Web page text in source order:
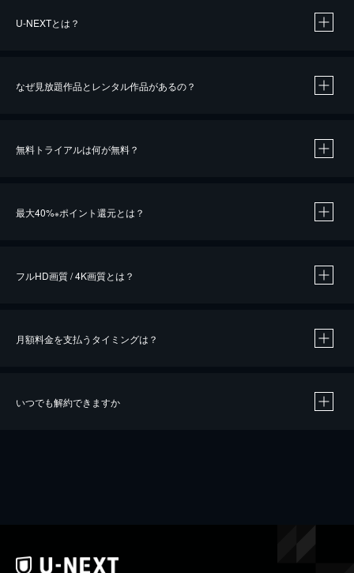
U-NEXTとは？
なぜ見放題作品とレンタル作品があるの？
無料トライアルは何が無料？
最大40%※ポイント還元とは？
※40％ポイント還元の対象は、クレジットカード決済による作品の購入 / レンタルです。
フルHD画質 / 4K画質とは？
月額料金を支払うタイミングは？
いつでも解約できますか